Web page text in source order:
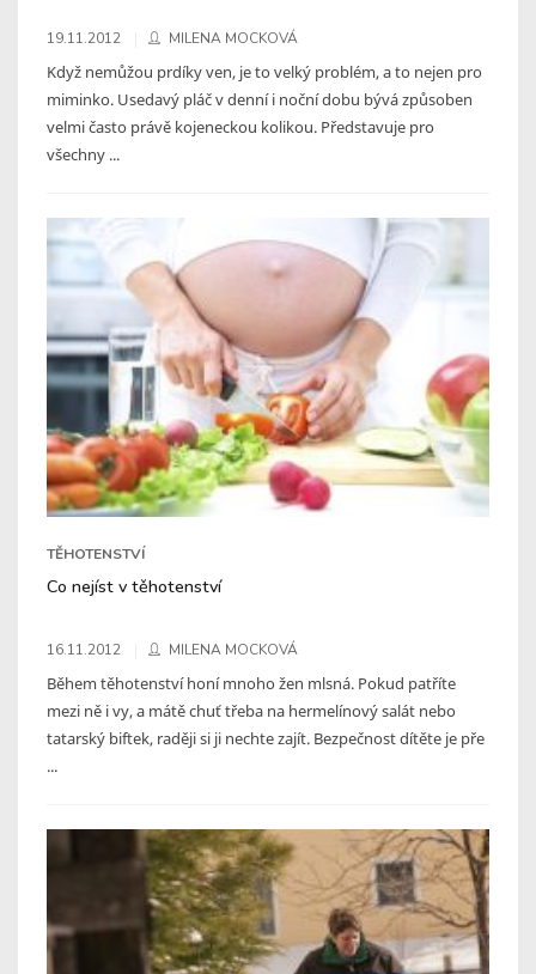
19.11.2012 MILENA MOCKOVÁ
Když nemůžou prdíky ven, je to velký problém, a to nejen pro
miminko. Usedavý pláč v denní i noční dobu bývá způsoben
velmi často právě kojeneckou kolikou. Představuje pro
všechny ...
TĚHOTENSTVÍ
Co nejíst v těhotenství
16.11.2012 MILENA MOCKOVÁ
Během těhotenství honí mnoho žen mlsná. Pokud patříte
mezi ně i vy, a mátě chuť třeba na hermelínový salát nebo
tatarský biftek, raději si ji nechte zajít. Bezpečnost dítěte je pře
...